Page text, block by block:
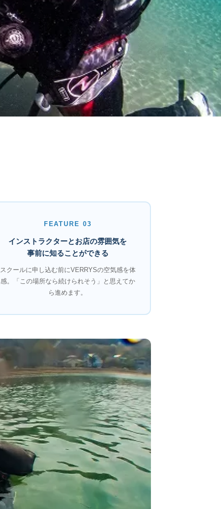
FEATURE 03
インストラクターとお店の雰囲気を
事前に知ることができる
スクールに申し込む前にVERRYSの空気感を体
感。「この場所なら続けられそう」と思えてか
ら進めます。